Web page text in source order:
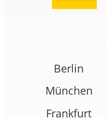
Berlin
München
Frankfurt